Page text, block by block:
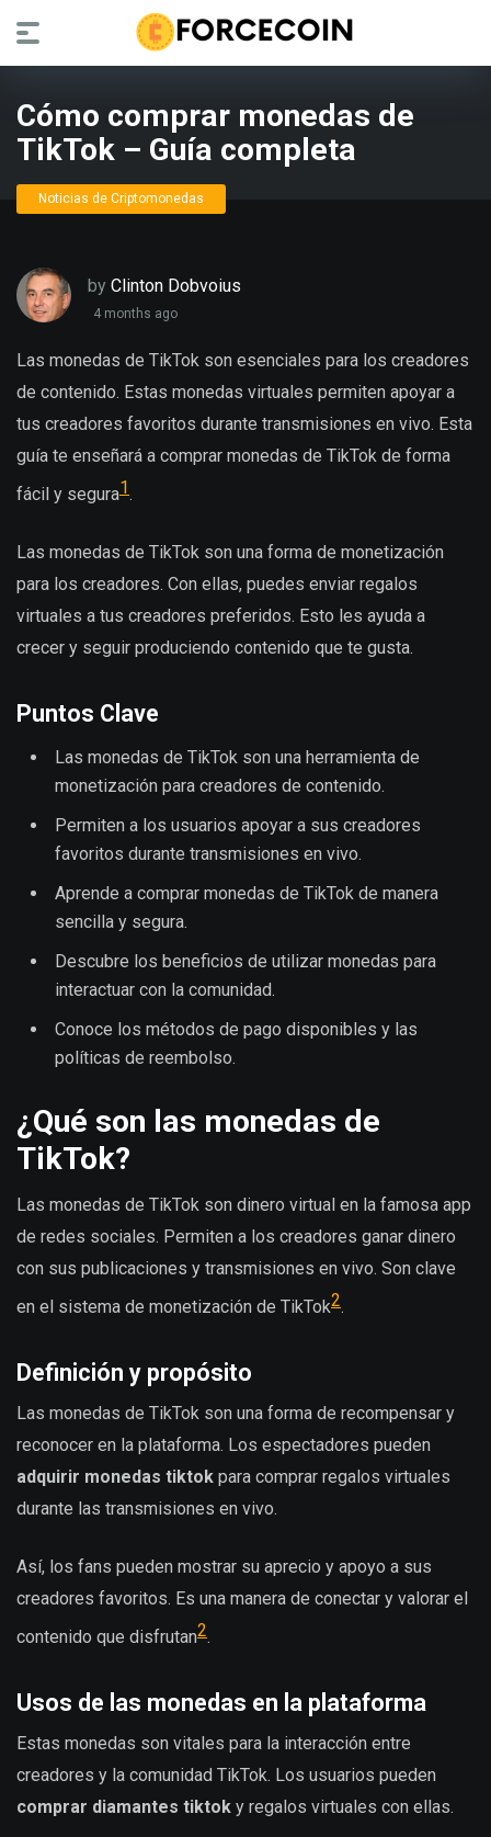
Cómo comprar monedas de
TikTok – Guía completa
Noticias de Criptomonedas
by Clinton Dobvoius
4 months ago
Las monedas de TikTok son esenciales para los creadores
de contenido. Estas monedas virtuales permiten apoyar a
tus creadores favoritos durante transmisiones en vivo. Esta
guía te enseñará a comprar monedas de TikTok de forma
fácil y segura1.
Las monedas de TikTok son una forma de monetización
para los creadores. Con ellas, puedes enviar regalos
virtuales a tus creadores preferidos. Esto les ayuda a
crecer y seguir produciendo contenido que te gusta.
Puntos Clave
Las monedas de TikTok son una herramienta de
monetización para creadores de contenido.
Permiten a los usuarios apoyar a sus creadores
favoritos durante transmisiones en vivo.
Aprende a comprar monedas de TikTok de manera
sencilla y segura.
Descubre los beneficios de utilizar monedas para
interactuar con la comunidad.
Conoce los métodos de pago disponibles y las
políticas de reembolso.
¿Qué son las monedas de
TikTok?
Las monedas de TikTok son dinero virtual en la famosa app
de redes sociales. Permiten a los creadores ganar dinero
con sus publicaciones y transmisiones en vivo. Son clave
en el sistema de monetización de TikTok2.
Definición y propósito
Las monedas de TikTok son una forma de recompensar y
reconocer en la plataforma. Los espectadores pueden
adquirir monedas tiktok para comprar regalos virtuales
durante las transmisiones en vivo.
Así, los fans pueden mostrar su aprecio y apoyo a sus
creadores favoritos. Es una manera de conectar y valorar el
contenido que disfrutan2.
Usos de las monedas en la plataforma
Estas monedas son vitales para la interacción entre
creadores y la comunidad TikTok. Los usuarios pueden
comprar diamantes tiktok y regalos virtuales con ellas.